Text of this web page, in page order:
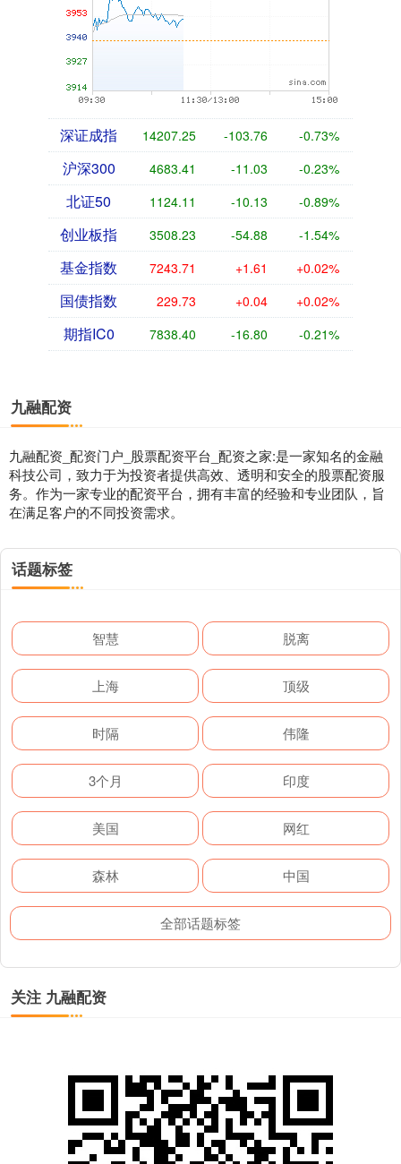
深证成指 14207.25 -103.76 -0.73%
沪深300 4683.41 -11.03 -0.23%
北证50 1124.11 -10.13 -0.89%
创业板指 3508.23 -54.88 -1.54%
基金指数 7243.71 +1.61 +0.02%
国债指数 229.73 +0.04 +0.02%
期指IC0 7838.40 -16.80 -0.21%
九融配资
九融配资_配资门户_股票配资平台_配资之家:是一家知名的金融
科技公司，致力于为投资者提供高效、透明和安全的股票配资服
务。作为一家专业的配资平台，拥有丰富的经验和专业团队，旨
在满足客户的不同投资需求。
话题标签
智慧 脱离
上海 顶级
时隔 伟隆
3个月 印度
美国 网红
森林 中国
全部话题标签
关注 九融配资